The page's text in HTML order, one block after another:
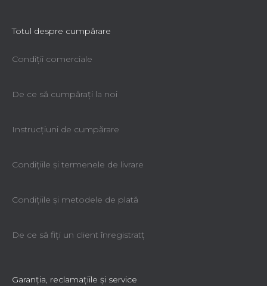
Totul despre cumpărare
Condiții comerciale
De ce să cumpăraţi la noi
Instrucțiuni de cumpărare
Condiţiile şi termenele de livrare
Condiţiile şi metodele de plată
De ce să fiţi un client înregistratţ
Garanţia, reclamaţiile şi service